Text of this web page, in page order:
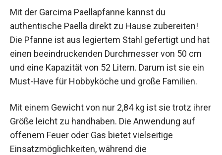
Mit der Garcima Paellapfanne kannst du
authentische Paella direkt zu Hause zubereiten!
Die Pfanne ist aus legiertem Stahl gefertigt und hat
einen beeindruckenden Durchmesser von 50 cm
und eine Kapazität von 52 Litern. Darum ist sie ein
Must-Have für Hobbyköche und große Familien.
Mit einem Gewicht von nur 2,84 kg ist sie trotz ihrer
Größe leicht zu handhaben. Die Anwendung auf
offenem Feuer oder Gas bietet vielseitige
Einsatzmöglichkeiten, während die